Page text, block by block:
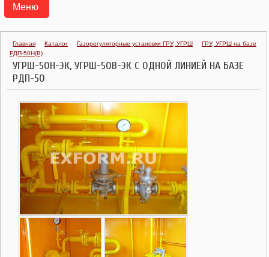
Меню
ПУНКТЫ ГАЗОРЕГУЛЯТОРНЫЕ БЛОЧНЫЕ ПГБ
ТРАНСПОРТАБЕЛЬНЫЕ КОТЕЛЬНЫЕ УСТАНОВКИ ТКУ
ГАЗОРЕГУЛЯТОРНЫЕ УСТАНОВКИ УГРШ, ГРУ
ГАЗОРЕГУЛЯТОРНЫЕ ПУНКТЫ ГРПШ, ГРПН, ГСГО
ПУНКТЫ УЧЕТА РАСХОДА ГАЗА ПУРГ
РЕГУЛЯТОРЫ ДАВЛЕНИЯ ГАЗА
КЛАПАНЫ ПРЕДОХРАНИТЕЛЬНЫЕ
ФИЛЬТРЫ ГАЗОВЫЕ ФГ
Главная Каталог Газорегуляторные установки ГРУ, УГРШ
ГРУ, УГРШ на базе
РДП-50Н(В)
УГРШ-50Н-ЭК, УГРШ-50В-ЭК С ОДНОЙ ЛИНИЕЙ НА БАЗЕ
РДП-50